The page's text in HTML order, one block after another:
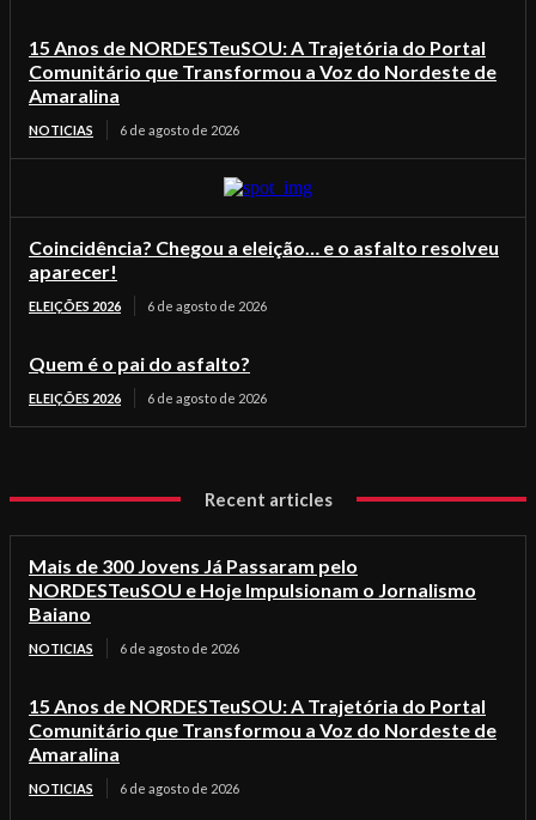
15 Anos de NORDESTeuSOU: A Trajetória do Portal
Comunitário que Transformou a Voz do Nordeste de
Amaralina
NOTICIAS 6 de agosto de 2026
Coincidência? Chegou a eleição… e o asfalto resolveu
aparecer!
ELEIÇÕES 2026 6 de agosto de 2026
Quem é o pai do asfalto?
ELEIÇÕES 2026 6 de agosto de 2026
Recent articles
Mais de 300 Jovens Já Passaram pelo
NORDESTeuSOU e Hoje Impulsionam o Jornalismo
Baiano
NOTICIAS 6 de agosto de 2026
15 Anos de NORDESTeuSOU: A Trajetória do Portal
Comunitário que Transformou a Voz do Nordeste de
Amaralina
NOTICIAS 6 de agosto de 2026